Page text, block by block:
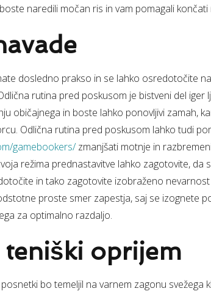
naredili močan ris in vam pomagali
dosledno prakso in se lahko osredotočite
rutina pred poskusom je bistveni del
običajnega in boste lahko ponovljivi zamah,
Odlična rutina pred poskusom lahko tudi
gamebookers/zmanjšati motnje in
režima prednastavitve lahko zagotovite, da
in tako zagotovite izobraženo
proste smer zapestja, saj se izognete
za optimalno razdaljo.
oprijem
bo temeljil na varnem zagonu